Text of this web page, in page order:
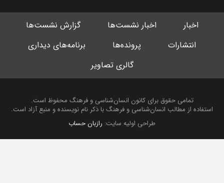
اخبار اخبار نشست‌ها
گزارش نشست‌ها
انتشارات
پرونده‌ها
برنامه‌های دیداری
گالری تصاویر
تمامی حقوق برای کانون انسان‌شناسی و فرهنگ محفوظ است.
استفاده از مطالب انسان‌شناسی و فرهنگ با ذکر نام نویسنده و منبع آزاد است.
طراحی اولیه سایت:رازبان حساب